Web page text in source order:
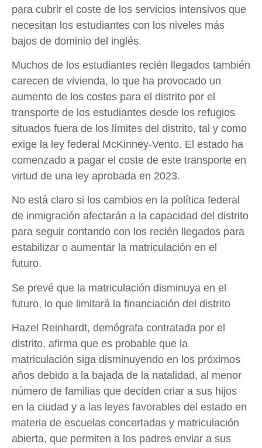
para cubrir el coste de los servicios intensivos que
necesitan los estudiantes con los niveles más
bajos de dominio del inglés.
Muchos de los estudiantes recién llegados también
carecen de vivienda, lo que ha provocado un
aumento de los costes para el distrito por el
transporte de los estudiantes desde los refugios
situados fuera de los límites del distrito, tal y como
exige la ley federal McKinney-Vento. El estado ha
comenzado a pagar el coste de este transporte en
virtud de una ley aprobada en 2023.
No está claro si los cambios en la política federal
de inmigración afectarán a la capacidad del distrito
para seguir contando con los recién llegados para
estabilizar o aumentar la matriculación en el
futuro.
Se prevé que la matriculación disminuya en el
futuro, lo que limitará la financiación del distrito
Hazel Reinhardt, demógrafa contratada por el
distrito, afirma que es probable que la
matriculación siga disminuyendo en los próximos
años debido a la bajada de la natalidad, al menor
número de familias que deciden criar a sus hijos
en la ciudad y a las leyes favorables del estado en
materia de escuelas concertadas y matriculación
abierta, que permiten a los padres enviar a sus